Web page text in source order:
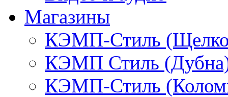
Магазины
КЭМП-Стиль
КЭМП Стиль
КЭМП-Стиль